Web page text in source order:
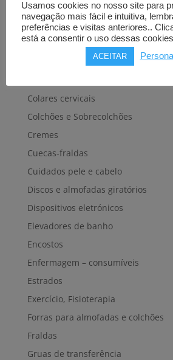
Carros hospitalares
Cestas, Arneses
Cintas e Faixas
Cintos, Coletes e afins
Colares cervicais
Colchões e Sobrecolchões
Cremes
Cuecas-fraldas
Cuidados pele e cabelo
Discos e almofadas giratórios
Dispositivos eletrónicos
Elevadores de banho
Encostos
Enfermagem – consumíveis
Estrados
Exercício, Fisioterapia
Forras para almofadas e colchões
Fraldas
Gruas de transferência
Usamos cookies no nosso site para
navegação mais fácil e intuitiva,
preferências e visitas anteriores..
está a consentir o uso dessas
ACEITAR